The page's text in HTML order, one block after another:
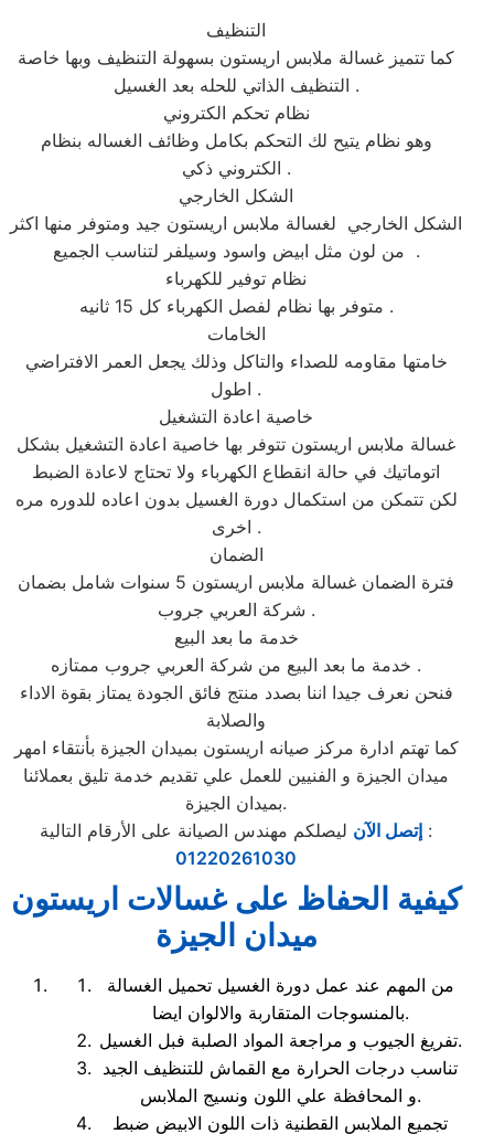
التنظيف
كما تتميز غسالة ملابس اريستون بسهولة التنظيف وبها خاصة
التنظيف الذاتي للحله بعد الغسيل .
نظام تحكم الكتروني
وهو نظام يتيح لك التحكم بكامل وظائف الغساله بنظام
الكتروني ذكي .
الشكل الخارجي
الشكل الخارجي لغسالة ملابس اريستون جيد ومتوفر منها اكثر
من لون مثل ابيض واسود وسيلفر لتناسب الجميع .
نظام توفير للكهرباء
متوفر بها نظام لفصل الكهرباء كل 15 ثانيه .
الخامات
خامتها مقاومه للصداء والتاكل وذلك يجعل العمر الافتراضي
اطول .
خاصية اعادة التشغيل
غسالة ملابس اريستون تتوفر بها خاصية اعادة التشغيل بشكل
اتوماتيك في حالة انقطاع الكهرباء ولا تحتاج لاعادة الضبط
لكن تتمكن من استكمال دورة الغسيل بدون اعاده للدوره مره
اخرى .
الضمان
فترة الضمان غسالة ملابس اريستون 5 سنوات شامل بضمان
شركة العربي جروب .
خدمة ما بعد البيع
خدمة ما بعد البيع من شركة العربي جروب ممتازه .
فنحن نعرف جيدا اننا بصدد منتج فائق الجودة يمتاز بقوة الاداء
والصلابة
كما تهتم ادارة مركز صيانه اريستون بميدان الجيزة بأنتقاء امهر
ميدان الجيزة و الفنيين للعمل علي تقديم خدمة تليق بعملائنا
بميدان الجيزة.
إتصل الآن ليصلكم مهندس الصيانة على الأرقام التالية :
01220261030
كيفية الحفاظ على غسالات اريستون
ميدان الجيزة
من المهم عند عمل دورة الغسيل تحميل الغسالة
بالمنسوجات المتقاربة والالوان ايضا.
تفريغ الجيوب و مراجعة المواد الصلبة فبل الغسيل.
تناسب درجات الحرارة مع القماش للتنظيف الجيد
و المحافظة علي اللون ونسيج الملابس.
تجميع الملابس القطنية ذات اللون الابيض ضبط